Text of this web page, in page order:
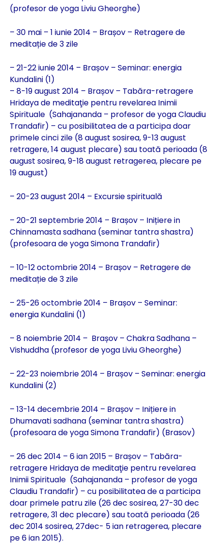
(profesor de yoga Liviu Gheorghe)
– 30 mai – 1 iunie 2014 – Brașov – Retragere de
meditație de 3 zile
– 21-22 iunie 2014 – Brașov – Seminar: energia
Kundalini (1)
– 8-19 august 2014 – Brașov – Tabăra-retragere
Hridaya de meditaţie pentru revelarea Inimii
Spirituale (Sahajananda – profesor de yoga Claudiu
Trandafir) – cu posibilitatea de a participa doar
primele cinci zile (8 august sosirea, 9-13 august
retragere, 14 august plecare) sau toată perioada (8
august sosirea, 9-18 august retragerea, plecare pe
19 august)
– 20-23 august 2014 – Excursie spirituală
– 20-21 septembrie 2014 – Brașov – Inițiere in
Chinnamasta sadhana (seminar tantra shastra)
(profesoara de yoga Simona Trandafir)
– 10-12 octombrie 2014 – Brașov – Retragere de
meditație de 3 zile
– 25-26 octombrie 2014 – Brașov – Seminar:
energia Kundalini (1)
– 8 noiembrie 2014 – Brașov – Chakra Sadhana –
Vishuddha (profesor de yoga Liviu Gheorghe)
– 22-23 noiembrie 2014 – Brașov – Seminar: energia
Kundalini (2)
– 13-14 decembrie 2014 – Brașov – Inițiere in
Dhumavati sadhana (seminar tantra shastra)
(profesoara de yoga Simona Trandafir) (Brasov)
– 26 dec 2014 – 6 ian 2015 – Brașov – Tabăra-
retragere Hridaya de meditaţie pentru revelarea
Inimii Spirituale (Sahajananda – profesor de yoga
Claudiu Trandafir) – cu posibilitatea de a participa
doar primele patru zile (26 dec sosirea, 27-30 dec
retragere, 31 dec plecare) sau toată perioada (26
dec 2014 sosirea, 27dec- 5 ian retragerea, plecare
pe 6 ian 2015).